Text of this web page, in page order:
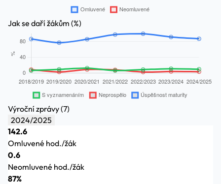
Jak se daří žákům (%)
Výroční zprávy (7)
2024/2025
142.6
Omluvené hod./žák
0.6
Neomluvené hod./žák
87%